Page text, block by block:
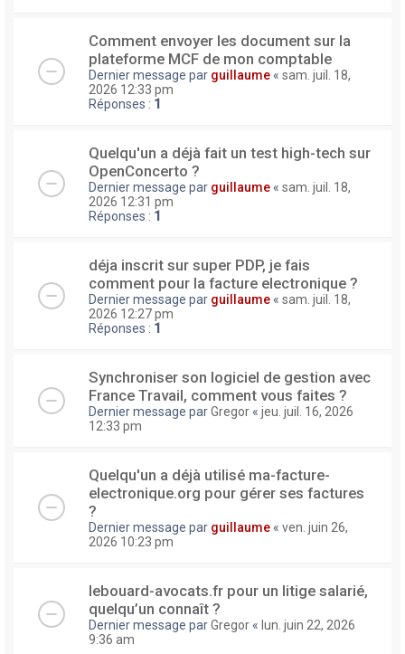
Comment envoyer les document sur la
plateforme MCF de mon comptable
Dernier message par guillaume « sam. juil. 18,
2026 12:33 pm
Réponses : 1
Quelqu'un a déjà fait un test high-tech sur
OpenConcerto ?
Dernier message par guillaume « sam. juil. 18,
2026 12:31 pm
Réponses : 1
déja inscrit sur super PDP, je fais
comment pour la facture electronique ?
Dernier message par guillaume « sam. juil. 18,
2026 12:27 pm
Réponses : 1
Synchroniser son logiciel de gestion avec
France Travail, comment vous faites ?
Dernier message parGregor « jeu. juil. 16, 2026
12:33 pm
Quelqu'un a déjà utilisé ma-facture-
electronique.org pour gérer ses factures
?
Dernier message par guillaume « ven. juin 26,
2026 10:23 pm
lebouard-avocats.fr pour un litige salarié,
quelqu’un connaît ?
Dernier message parGregor « lun. juin 22, 2026
9:36 am